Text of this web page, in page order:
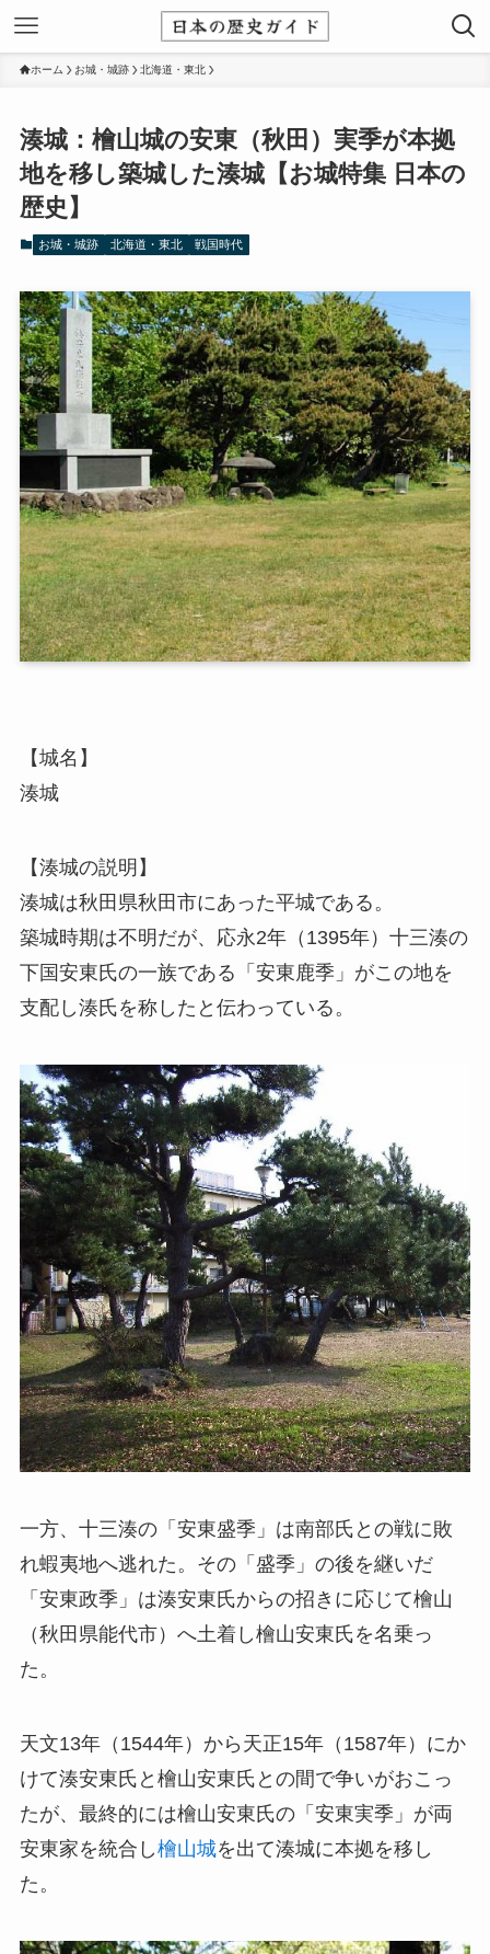
ホーム お城・城跡 北海道・東北
湊城：檜山城の安東（秋田）実季が本拠
地を移し築城した湊城【お城特集 日本の
歴史】
お城・城跡 北海道・東北 戦国時代
【城名】
湊城
【湊城の説明】
湊城は秋田県秋田市にあった平城である。
築城時期は不明だが、応永2年（1395年）十三湊の
下国安東氏の一族である「安東鹿季」がこの地を
支配し湊氏を称したと伝わっている。
一方、十三湊の「安東盛季」は南部氏との戦に敗
れ蝦夷地へ逃れた。その「盛季」の後を継いだ
「安東政季」は湊安東氏からの招きに応じて檜山
（秋田県能代市）へ土着し檜山安東氏を名乗っ
た。
天文13年（1544年）から天正15年（1587年）にか
けて湊安東氏と檜山安東氏との間で争いがおこっ
たが、最終的には檜山安東氏の「安東実季」が両
安東家を統合し檜山城を出て湊城に本拠を移し
た。